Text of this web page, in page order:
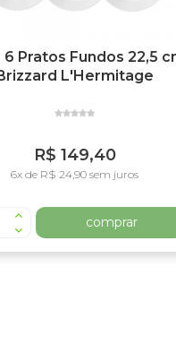
6 Pratos Fundos 22,5
L'Hermitage
R$ 149,40
6x de R$ 24,90 sem juros
comprar